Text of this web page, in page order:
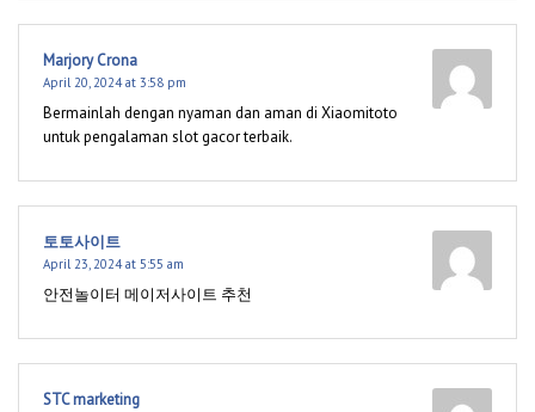
Marjory Crona
April 20, 2024 at 3:58 pm
Bermainlah dengan nyaman dan aman di Xiaomitoto
untuk pengalaman slot gacor terbaik.
토토사이트
April 23, 2024 at 5:55 am
​안전놀이터 메이저사이트 추천
STC marketing